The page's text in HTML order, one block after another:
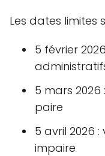
Les dates limites
5 février
5 mars
paire
5 avril 2026
impaire